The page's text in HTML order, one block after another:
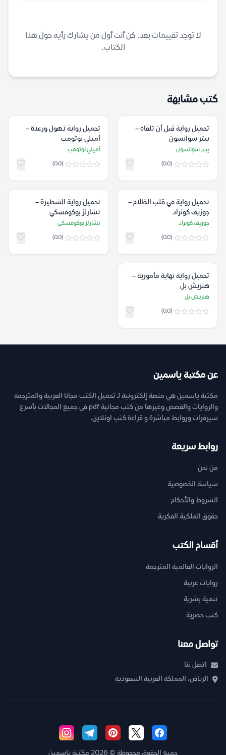
لا توجد تقييمات بعد. كن أنت أول من يشارك رأيه حول هذا
الكتاب.
كتب مشابهة
تحميل رواية قبل أن تلقاه –
بيتر سوانسون
بيتر سوانسون
(0.0)
تحميل رواية ذهول ورعدة –
أميلي نوتومب
أميلي نوتومب
(0.0)
تحميل رواية في قلب الظلام –
جوزيف كونراد
جوزيف كونراد
(0.0)
تحميل رواية الشطيرة –
تشارلز بوكوفسكي
تشارلز بوكوفسكي
(0.0)
تحميل رواية نهاية مأمورية –
هنريش بل
هنريش بل
(0.0)
عن مكتبة ياسمين
مكتبة ياسمين هي منصة إلكترونية لـ تحميل الكتب مجانا العربية والمترجمة
والروايات والقصص وغيرها من كتب مجانية pdf فى جميع المجالات بأسرع
سيرفرات وروابط مباشرة و قراءة كتب اونلاين.
روابط سريعة
من نحن
سياسة الخصوصية
الشروط والأحكام
حقوق الملكية الفكرية
أقسام الكتب
الروايات العالمية المترجمة
روايات عربية
تنمية بشرية
كتب حصرية
تواصل معنا
اتصل بنا
الرياض، المملكة العربية السعودية
جميع الحقوق محفوظة © 2026 مكتبة ياسمين